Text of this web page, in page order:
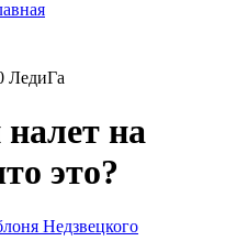
ЛедиГа
на
это?
Недзвецкого